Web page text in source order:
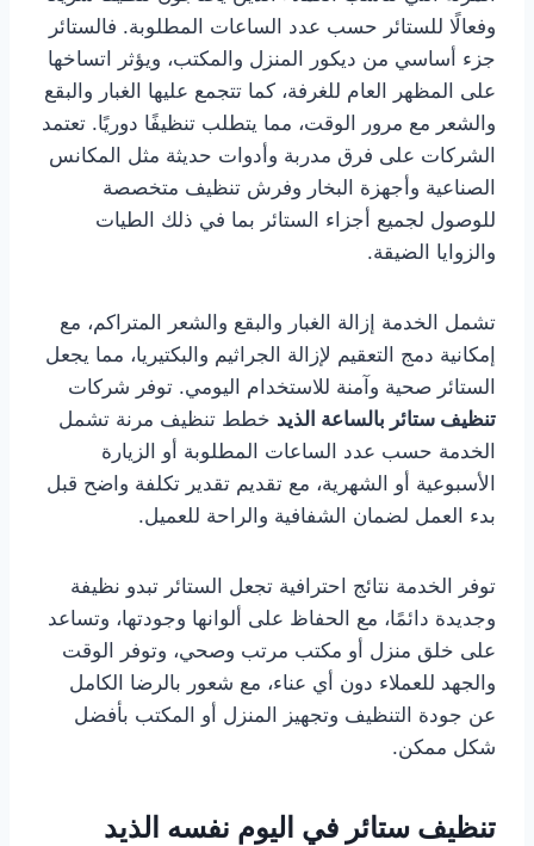
وفعالًا للستائر حسب عدد الساعات المطلوبة. فالستائر
جزء أساسي من ديكور المنزل والمكتب، ويؤثر اتساخها
على المظهر العام للغرفة، كما تتجمع عليها الغبار والبقع
والشعر مع مرور الوقت، مما يتطلب تنظيفًا دوريًا. تعتمد
الشركات على فرق مدربة وأدوات حديثة مثل المكانس
الصناعية وأجهزة البخار وفرش تنظيف متخصصة
للوصول لجميع أجزاء الستائر بما في ذلك الطيات
والزوايا الضيقة.
تشمل الخدمة إزالة الغبار والبقع والشعر المتراكم، مع
إمكانية دمج التعقيم لإزالة الجراثيم والبكتيريا، مما يجعل
الستائر صحية وآمنة للاستخدام اليومي. توفر شركات
تنظيف ستائر بالساعة الذيد خطط تنظيف مرنة تشمل
الخدمة حسب عدد الساعات المطلوبة أو الزيارة
الأسبوعية أو الشهرية، مع تقديم تقدير تكلفة واضح قبل
بدء العمل لضمان الشفافية والراحة للعميل.
توفر الخدمة نتائج احترافية تجعل الستائر تبدو نظيفة
وجديدة دائمًا، مع الحفاظ على ألوانها وجودتها، وتساعد
على خلق منزل أو مكتب مرتب وصحي، وتوفر الوقت
والجهد للعملاء دون أي عناء، مع شعور بالرضا الكامل
عن جودة التنظيف وتجهيز المنزل أو المكتب بأفضل
شكل ممكن.
تنظيف ستائر في اليوم نفسه الذيد